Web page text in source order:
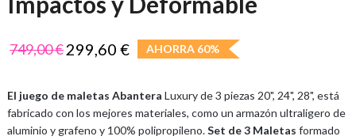
749,00 €299,60 € AHORRA 60%
El juego de maletas Abantera Luxury de 3 piezas 20", 24", 28", está
fabricado con los mejores materiales, como un armazón ultraligero de
aluminio y grafeno y 100% polipropileno.Set de 3 Maletas formado